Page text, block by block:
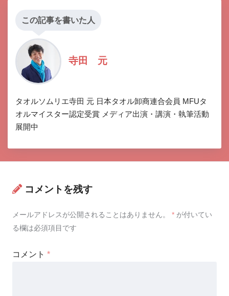
この記事を書いた人
寺田 元
タオルソムリエ寺田 元 日本タオル卸商連合会員 MFUタ
オルマイスター認定受賞 メディア出演・講演・執筆活動
展開中
コメントを残す
メールアドレスが公開されることはありません。 * が付いてい
る欄は必須項目です
コメント *